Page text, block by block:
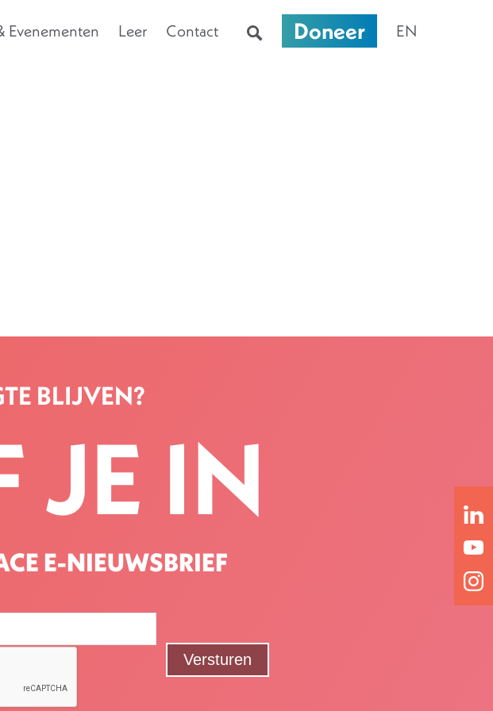
Evenementen Leer Contact Doneer EN
BLIJVEN?
JE IN
E-NIEUWSBRIEF